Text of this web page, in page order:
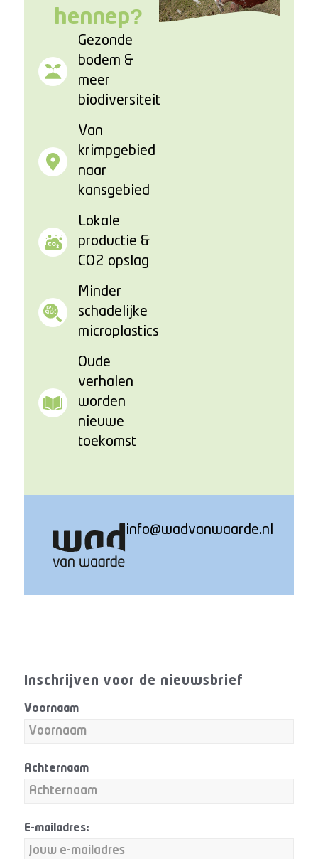
hennep?
Gezonde
bodem &
meer
biodiversiteit
Van
krimpgebied
naar
kansgebied
Lokale
productie &
CO2 opslag
Minder
schadelijke
microplastics
Oude
verhalen
worden
nieuwe
toekomst
info@wadvanwaarde.nl
Inschrijven voor de nieuwsbrief
Voornaam
Achternaam
E-mailadres: